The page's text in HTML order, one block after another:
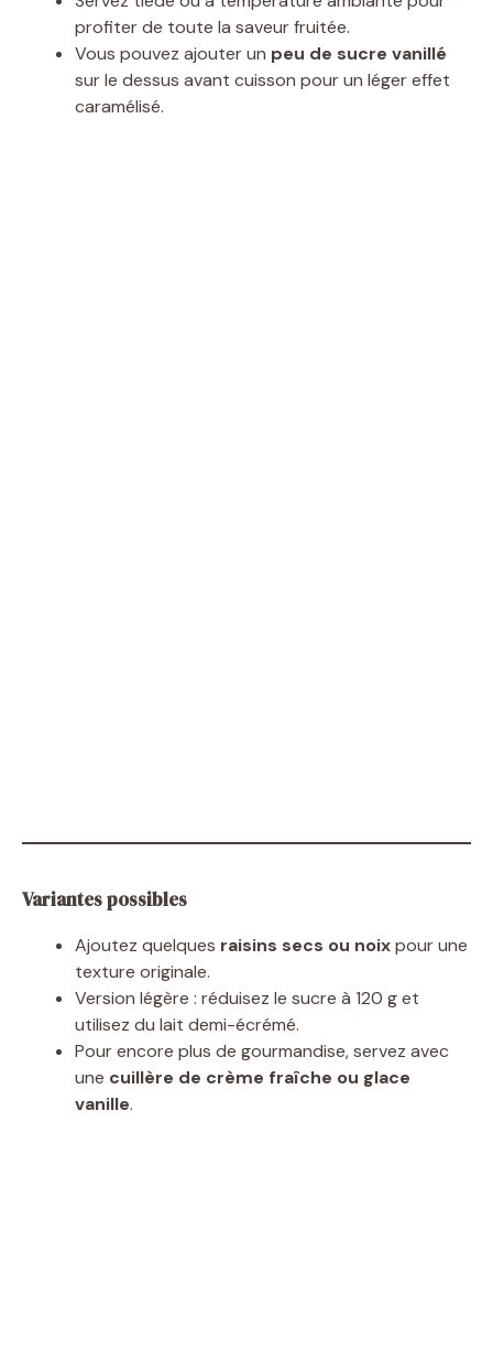
profiter de toute la saveur fruitée.
Vous pouvez ajouter un peu de sucre vanillé
sur le dessus avant cuisson pour un léger effet
caramélisé.
Variantes possibles
Ajoutez quelques raisins secs ou noixpour une
texture originale.
Version légère : réduisez le sucre à 120 g et
utilisez du lait demi-écrémé.
Pour encore plus de gourmandise, servez avec
une cuillère de crème fraîche ou glace
vanille.